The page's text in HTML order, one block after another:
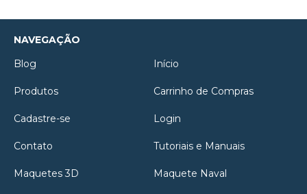
NAVEGAÇÃO
Blog
Início
Produtos Carrinho de Compras
Cadastre-se Login
Contato Tutoriais e Manuais
Maquetes 3D Maquete Naval